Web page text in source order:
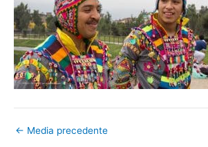
← Media precedente